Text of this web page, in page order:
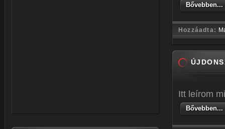
Bővebben...
Hozzáadta:
Itt leírom
Bővebben...